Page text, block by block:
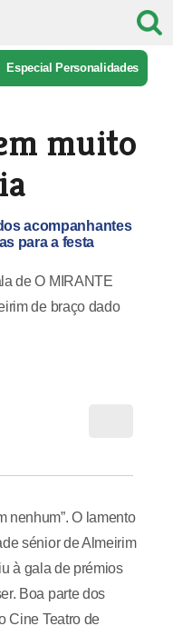
Especial Personalidades
muito
acompanhantes
para a festa
de O MIRANTE
de braço dado
nenhum”. O lamento
sénior de Almeirim
à gala de prémios
Boa parte dos
Cine Teatro de